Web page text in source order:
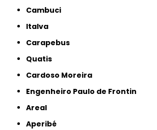
Cambuci
Italva
Carapebus
Quatis
Cardoso Moreira
Engenheiro Paulo de Frontin
Areal
Aperibé